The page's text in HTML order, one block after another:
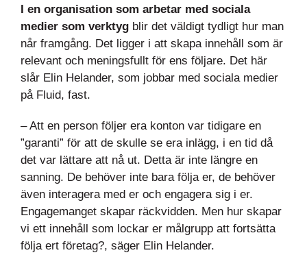
I en organisation som arbetar med sociala
medier som verktygblir det väldigt tydligt hur man
når framgång. Det ligger i att skapa innehåll som är
relevant och meningsfullt för ens följare. Det här
slår Elin Helander, som jobbar med sociala medier
på Fluid, fast.
– Att en person följer era konton var tidigare en
”garanti” för att de skulle se era inlägg, i en tid då
det var lättare att nå ut. Detta är inte längre en
sanning. De behöver inte bara följa er, de behöver
även interagera med er och engagera sig i er.
Engagemanget skapar räckvidden. Men hur skapar
vi ett innehåll som lockar er målgrupp att fortsätta
följa ert företag?, säger Elin Helander.